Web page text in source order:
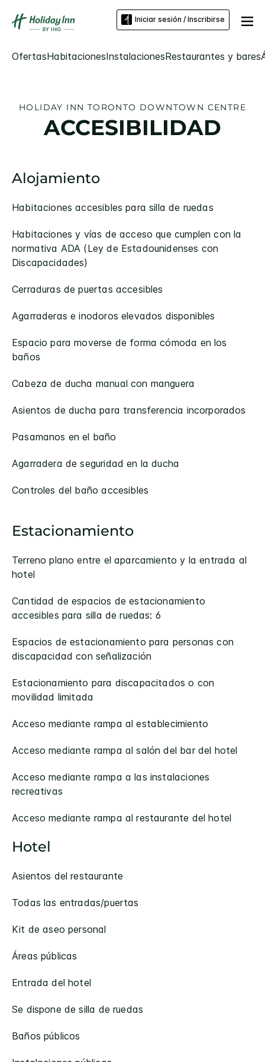
Iniciar sesión / Inscribirse
OfertasHabitacionesInstalacionesRestaurantes y bares
HOLIDAY INN TORONTO DOWNTOWN CENTRE
ACCESIBILIDAD
Alojamiento
Habitaciones accesibles para silla de ruedas
Habitaciones y vías de acceso que cumplen con la
normativa ADA (Ley de Estadounidenses con
Discapacidades)
Cerraduras de puertas accesibles
Agarraderas e inodoros elevados disponibles
Espacio para moverse de forma cómoda en los
baños
Cabeza de ducha manual con manguera
Asientos de ducha para transferencia incorporados
Pasamanos en el baño
Agarradera de seguridad en la ducha
Controles del baño accesibles
Estacionamiento
Terreno plano entre el aparcamiento y la entrada al
hotel
Cantidad de espacios de estacionamiento
accesibles para silla de ruedas: 6
Espacios de estacionamiento para personas con
discapacidad con señalización
Estacionamiento para discapacitados o con
movilidad limitada
Acceso mediante rampa al establecimiento
Acceso mediante rampa al salón del bar del hotel
Acceso mediante rampa a las instalaciones
recreativas
Acceso mediante rampa al restaurante del hotel
Hotel
Asientos del restaurante
Todas las entradas/puertas
Kit de aseo personal
Áreas públicas
Entrada del hotel
Se dispone de silla de ruedas
Baños públicos